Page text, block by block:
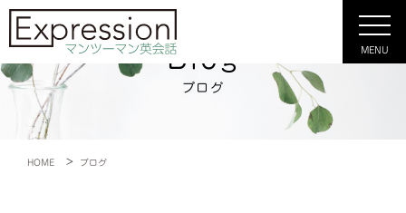
MENU
Blog
ブログ
HOME > ブログ